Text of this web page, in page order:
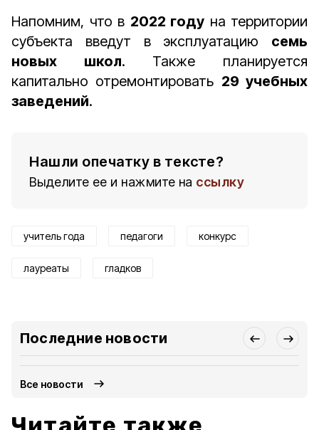
Напомним, что в 2022 году на территории
субъекта введут в эксплуатацию семь
новых школ. Также планируется
капитально отремонтировать 29 учебных
заведений.
Нашли опечатку в тексте?
Выделите ее и нажмите на ссылку
учитель года педагоги конкурс
лауреаты гладков
Последние новости
Все новости